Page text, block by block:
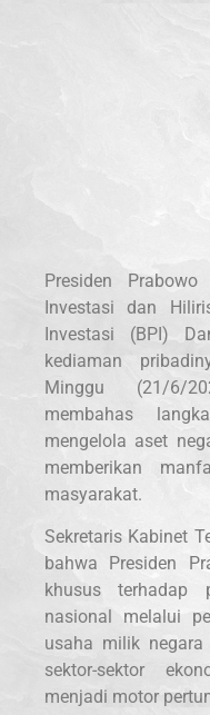
Presiden
Investasi dan
Investasi (BPI)
kediaman
Minggu (21/6/
membahas
mengelola aset
memberikan
masyarakat.
Sekretaris Kabinet
bahwa Presiden
khusus terhadap
nasional melalui
usaha milik negara
sektor-sektor
menjadi motor